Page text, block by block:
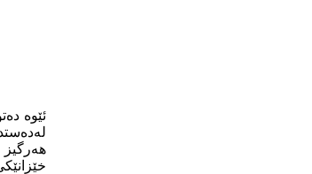
ئێوە
هەرگیز